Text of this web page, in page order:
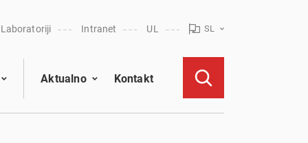
Laboratoriji Intranet UL SL
Aktualno Kontakt